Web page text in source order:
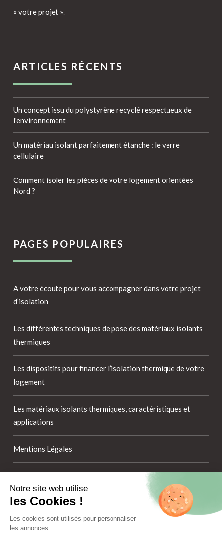
« votre projet ».
ARTICLES RÉCENTS
Un concept issu du polystyrène recyclé respectueux de
l’environnement
Un matériau isolant parfaitement étanche : le verre
cellulaire
Comment isoler les pièces de votre logement orientées
Nord ?
PAGES POPULAIRES
A votre écoute pour vous accompagner dans votre projet
d’isolation
Les différentes techniques de pose des matériaux isolants
thermiques
Les dispositifs pour financer l’isolation thermique de votre
logement
Les matériaux isolants thermiques, caractéristiques et
applications
Mentions Légales
Plafond, sol, toiture : quel matériau isolant selon le support
?
Politique de confidentialité
Notre site web utilise
les Cookies !
Les cookies sont utilisés pour personnaliser
les annonces.